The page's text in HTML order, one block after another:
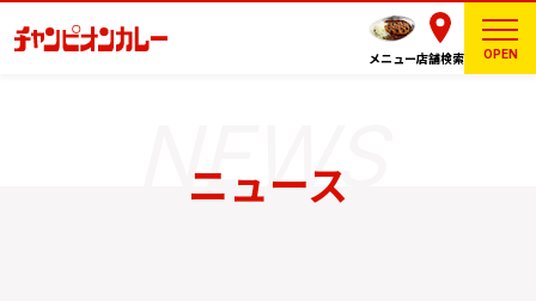
メニュー店舗検索 OPEN
ニュース